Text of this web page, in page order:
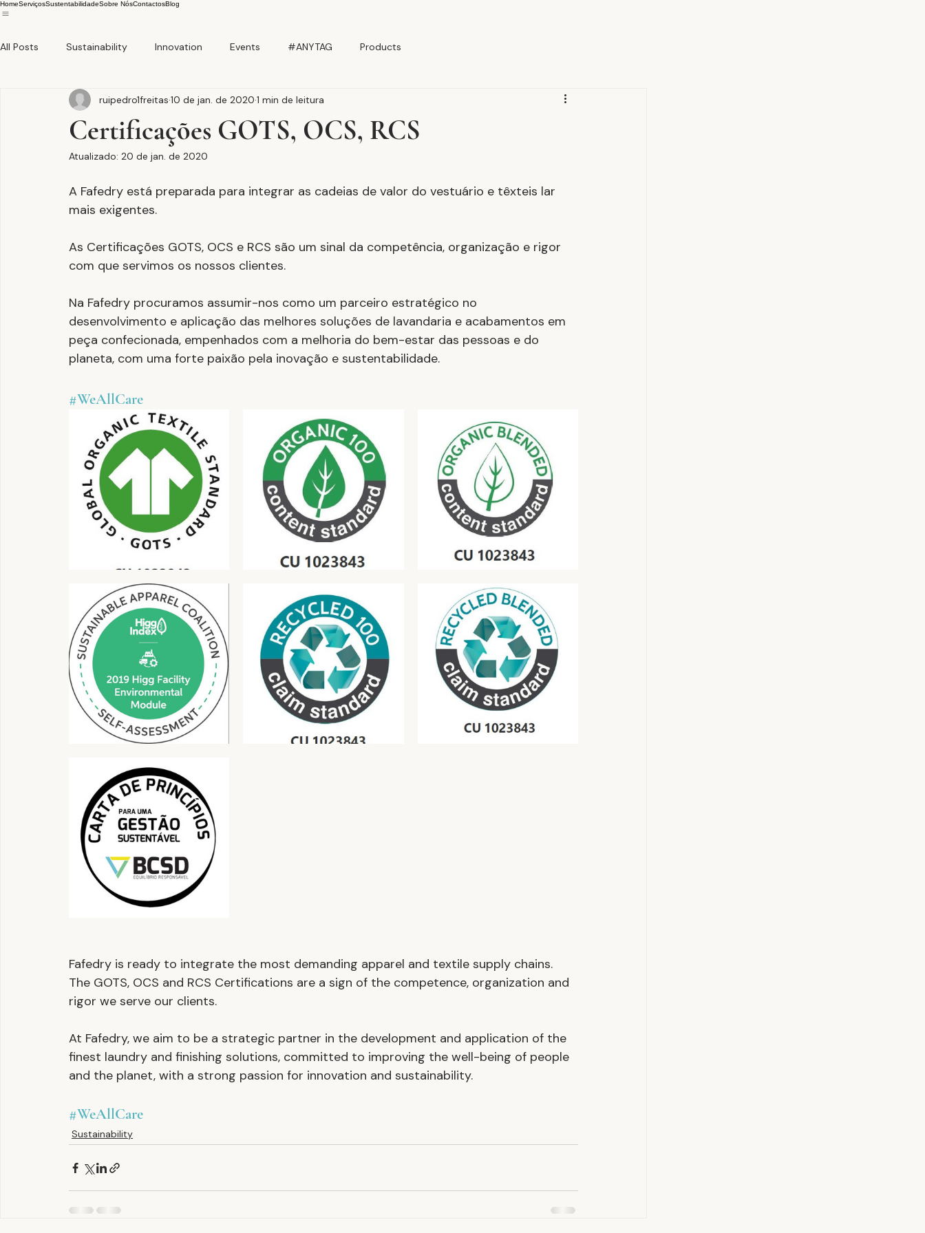
HomeServiçosSustentabilidadeSobre NósContactosBlog
All Posts Sustainability Innovation Events #ANYTAG Products
Certificações GOTS, OCS, RCS
ruipedro1freitas 10 de jan. de 2020 1 min de leitura
Atualizado: 20 de jan. de 2020
A Fafedry está preparada para integrar as cadeias de valor do vestuário e têxteis lar
mais exigentes.
As Certificações GOTS, OCS e RCS são um sinal da competência, organização e rigor
com que servimos os nossos clientes.
Na Fafedry procuramos assumir-nos como um parceiro estratégico no
desenvolvimento e aplicação das melhores soluções de lavandaria e acabamentos em
peça confecionada, empenhados com a melhoria do bem-estar das pessoas e do
planeta, com uma forte paixão pela inovação e sustentabilidade.
#WeAllCare
Fafedry is ready to integrate the most demanding apparel and textile supply chains.
The GOTS, OCS and RCS Certifications are a sign of the competence, organization and
rigor we serve our clients.
At Fafedry, we aim to be a strategic partner in the development and application of the
finest laundry and finishing solutions, committed to improving the well-being of people
and the planet, with a strong passion for innovation and sustainability.
#WeAllCare
Sustainability